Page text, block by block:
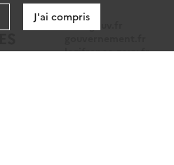
data.gouv.fr
legifrance.gouv.fr
J'ai compris